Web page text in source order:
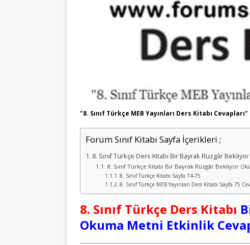
"8. Sınıf Türkçe MEB Yayınları Ders Kitabı Cevapları"
Forum Sınıf Kitabı Sayfa İçerikleri ;
8. Sınıf Türkçe Ders Kitabı Bir Bayrak Rüzgâr
8. Sınıf Türkçe Kitabı Bir Bayrak Rüzgâr Bekliyor
8. Sınıf Türkçe Kitabı Sayfa 74-75
8. Sınıf Türkçe MEB Yayınları Ders Kitabı Sayfa 75
8. Sınıf Türkçe Ders Kitabı
Okuma Metni Etkinlik